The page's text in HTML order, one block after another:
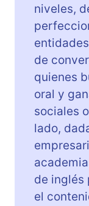
niveles,
de
quienes
oral y
sociales
lado,
de inglés
el